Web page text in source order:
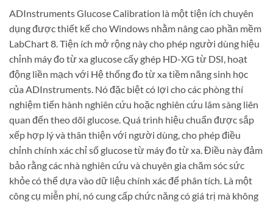
ADInstruments Glucose Calibration là một tiện ích chuyên
dụng được thiết kế cho Windows nhằm nâng cao phần mềm
LabChart 8. Tiện ích mở rộng này cho phép người dùng hiệu
chỉnh máy đo từ xa glucose cấy ghép HD-XG từ DSI, hoạt
động liền mạch với Hệ thống đo từ xa tiềm năng sinh học
của ADInstruments. Nó đặc biệt có lợi cho các phòng thí
nghiệm tiến hành nghiên cứu hoặc nghiên cứu lâm sàng liên
quan đến theo dõi glucose. Quá trình hiệu chuẩn được sắp
xếp hợp lý và thân thiện với người dùng, cho phép điều
chỉnh chính xác chỉ số glucose từ máy đo từ xa. Điều này đảm
bảo rằng các nhà nghiên cứu và chuyên gia chăm sóc sức
khỏe có thể dựa vào dữ liệu chính xác để phân tích. Là một
công cụ miễn phí, nó cung cấp chức năng có giá trị mà không